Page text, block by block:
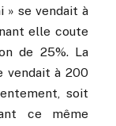
» se vendait à
elle coute
de 25%. La
vendait à 200
soit
ce même